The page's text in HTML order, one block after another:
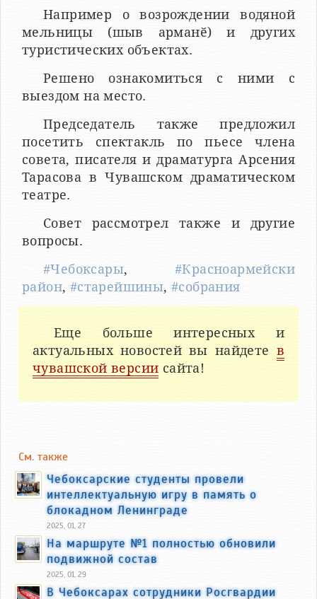
Например о возрождении водяной
мельницы (шыв арманӗ) и других
туристических объектах.
Решено ознакомиться с ними с
выездом на место.
Председатель также предложил
посетить спектакль по пьесе члена
совета, писателя и драматурга Арсения
Тарасова в Чувашском драматическом
театре.
Совет рассмотрел также и другие
вопросы.
#Чебоксары, #Красноармейски
район, #старейшины,#собрания
Еще больше интересных и
актуальных новостей вы найдете в
чувашской версии сайта!
См. также
Чебоксарские студенты провели
интеллектуальную игру в память о
блокадном Ленинграде
2025, 01, 27
На маршруте №1 полностью обновили
подвижной состав
2025, 01, 29
В Чебоксарах сотрудники Росгвардии